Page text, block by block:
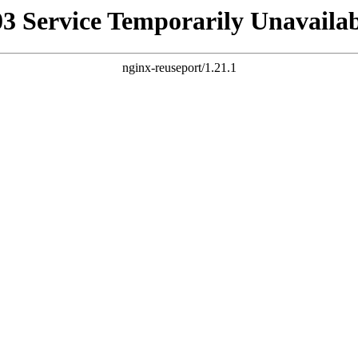
Service Temporarily
nginx-reuseport/1.21.1